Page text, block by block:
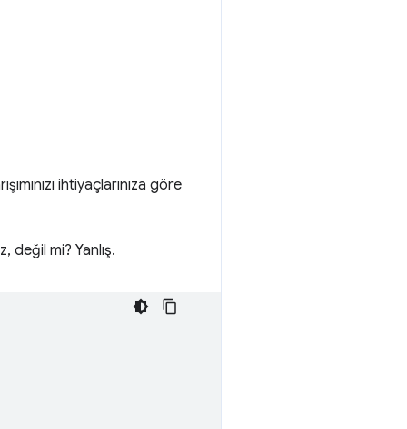
ihtiyaçlarınıza göre
değil mi? Yanlış.